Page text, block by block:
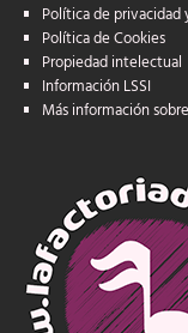
Política de
Política de Cookies
Propiedad intelectual
Información LSSI
Más información